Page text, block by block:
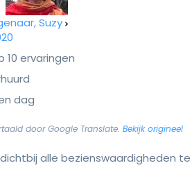
Suzy
ervaringen
dag
door Google Translate. Bekijk origineel
alle bezienswaardigheden te